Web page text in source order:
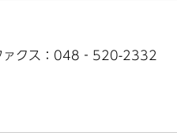
クス：048‐520-2332